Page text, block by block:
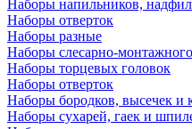
Наборы напильников,
Наборы отверток
Наборы разные
Наборы слесарно-
Наборы торцевых головок
Наборы отверток
Наборы бородков, высечек и
Наборы сухарей, гаек и